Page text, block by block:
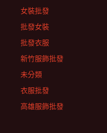
女裝批發
批發女裝
批發衣服
新竹服飾批發
未分類
衣服批發
高雄服飾批發